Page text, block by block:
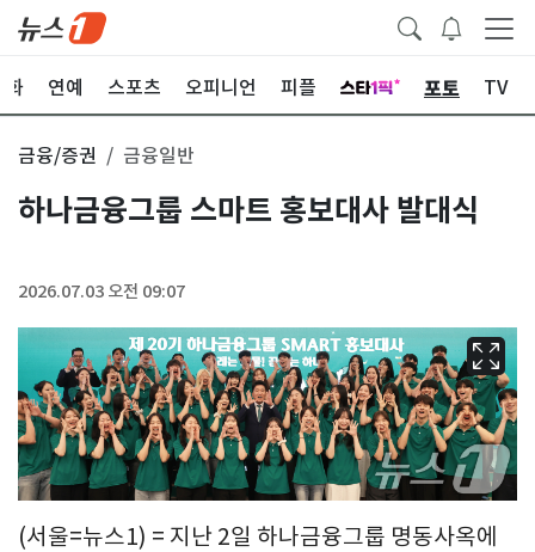
화 연예 스포츠 오피니언 피플 포토 TV
금융/증권 금융일반
하나금융그룹 스마트 홍보대사 발대식
2026.07.03 오전 09:07
(서울=뉴스1) = 지난 2일 하나금융그룹 명동사옥에